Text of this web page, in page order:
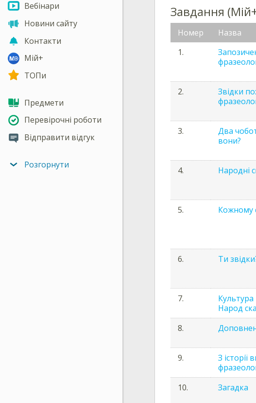
Вебінари
Новини сайту
Контакти
Мій+
ТОПи
Предмети
Перевірочні роботи
Відправити відгук
Розгорнути
Завдання
Номер Назва
1.
2.
Звідки
3.
Два
вони?
4.
Народні
5.
Кожному
6.
Ти
7.
Народ
8.
9.
З історії
10.
Загадка